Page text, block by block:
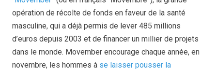
opération de récolte de fonds en faveur de la santé
masculine, qui a déjà permis de lever 485 millions
d’euros depuis 2003 et de financer un millier de projets
dans le monde. Movember encourage chaque année, en
novembre, les hommes à se laisser pousser la